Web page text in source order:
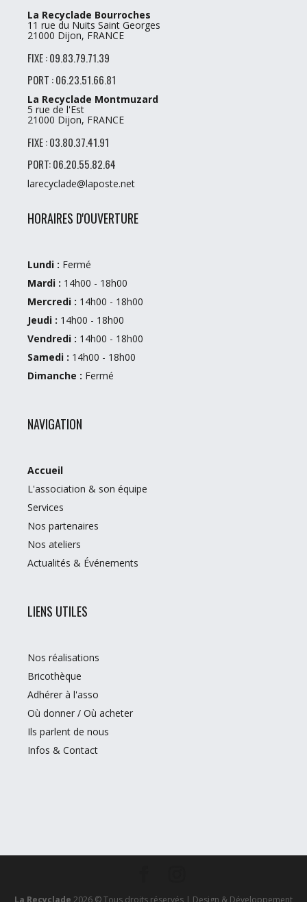
La Recyclade Bourroches
11 rue du Nuits Saint Georges
21000 Dijon, FRANCE
FIXE : 09.83.79.71.39
PORT : 06.23.51.66.81
La Recyclade Montmuzard
5 rue de l'Est
21000 Dijon, FRANCE
FIXE : 03.80.37.41.91
PORT: 06.20.55.82.64
larecyclade@laposte.net
HORAIRES D'OUVERTURE
Lundi : Fermé
Mardi : 14h00 - 18h00
Mercredi : 14h00 - 18h00
Jeudi : 14h00 - 18h00
Vendredi : 14h00 - 18h00
Samedi : 14h00 - 18h00
Dimanche : Fermé
NAVIGATION
Accueil
L'association & son équipe
Services
Nos partenaires
Nos ateliers
Actualités & Événements
LIENS UTILES
Nos réalisations
Bricothèque
Adhérer à l'asso
Où donner / Où acheter
Ils parlent de nous
Infos & Contact
La Recyclade 2026 © Tous droits réservés | Design & Développement